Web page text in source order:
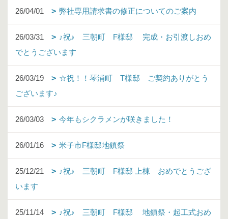
26/04/01 弊社専用請求書の修正についてのご案内
26/03/31
♪祝♪ 三朝町 F様邸 完成・お引渡しおめ
でとうございます
26/03/19
☆祝！！琴浦町 T様邸 ご契約ありがとう
ございます♪
26/03/03 今年もシクラメンが咲きました！
26/01/16 米子市F様邸地鎮祭
25/12/21
♪祝♪ 三朝町 F様邸 上棟 おめでとうござ
います
25/11/14
♪祝♪ 三朝町 F様邸 地鎮祭・起工式おめ